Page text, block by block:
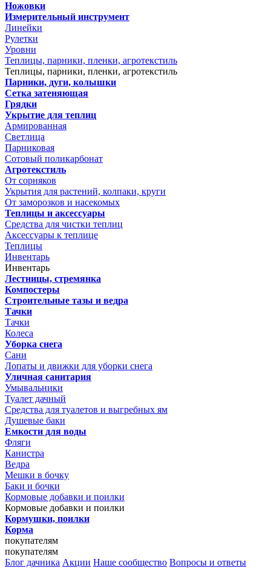
Ножовки
Измерительный инструмент
Линейки
Рулетки
Уровни
Теплицы, парники, пленки, агротекстиль
Теплицы, парники, пленки, агротекстиль
Парники, дуги, колышки
Сетка затеняющая
Грядки
Укрытие для теплиц
Армированная
Светлица
Парниковая
Сотовый поликарбонат
Агротекстиль
От сорняков
Укрытия для растений, колпаки, круги
От заморозков и насекомых
Теплицы и аксессуары
Средства для чистки теплиц
Аксессуары к теплице
Теплицы
Инвентарь
Инвентарь
Лестницы, стремянка
Компостеры
Строительные тазы и ведра
Тачки
Тачки
Колеса
Уборка снега
Сани
Лопаты и движки для уборки снега
Уличная санитария
Умывальники
Туалет дачный
Средства для туалетов и выгребных ям
Душевые баки
Емкости для воды
Фляги
Канистра
Ведра
Мешки в бочку
Баки и бочки
Кормовые добавки и поилки
Кормовые добавки и поилки
Кормушки, поилки
Корма
покупателям
покупателям
Блог дачника Акции Наше сообщество Вопросы и ответы